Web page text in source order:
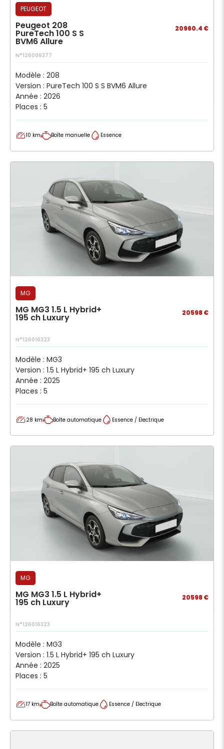
PEUGEOT
Peugeot 208
PureTech 100 S S
BVM6 Allure
20960.4 €
N°126006377
Modèle : 208
Version : PureTech 100 S S BVM6 Allure
Année : 2026
Places : 5
10 km Boîte manuelle Essence
MG
MG MG3 1.5 L Hybrid+
195 ch Luxury 20598 €
N°126016323
Modèle : MG3
Version : 1.5 L Hybrid+ 195 ch Luxury
Année : 2025
Places : 5
28 km Boîte automatique Essence / Electrique
MG
MG MG3 1.5 L Hybrid+
195 ch Luxury 20598 €
N°126016323
Modèle : MG3
Version : 1.5 L Hybrid+ 195 ch Luxury
Année : 2025
Places : 5
17 km Boîte automatique Essence / Electrique